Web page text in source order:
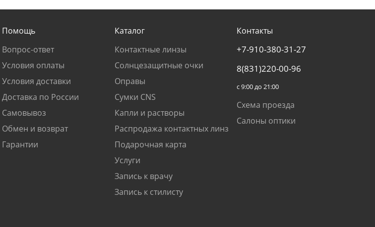
Помощь
Вопрос-ответ
Условия оплаты
Условия доставки
Доставка по России
Самовывоз
Обмен и возврат
Гарантии
Каталог
Контактные линзы
Солнцезащитные очки
Оправы
Сумки CNS
Капли и растворы
Распродажа контактных линз
Подарочная карта
Услуги
Запись к врачу
Запись к стилисту
Контакты
+7-910-380-31-27
8(831)220-00-96
с 9:00 до 21:00
Схема проезда
Салоны оптики